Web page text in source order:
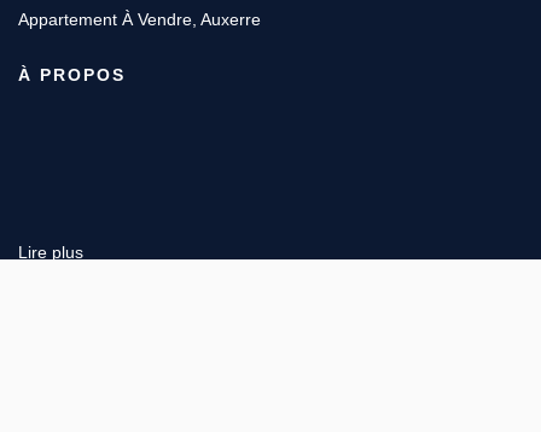
Appartement À Vendre, Auxerre
À PROPOS
Lire plus